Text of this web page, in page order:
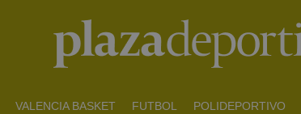
VALENCIA BASKET FUTBOL POLIDEPORTIVO